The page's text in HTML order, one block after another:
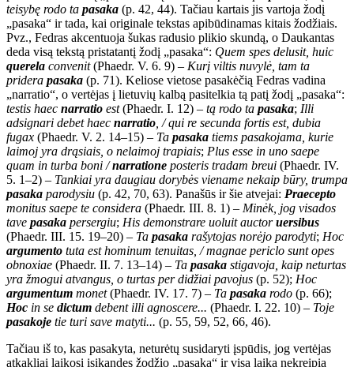
teisybę rodo ta pasaka (p. 42, 44). Tačiau kartais jis vartoja žodį
„pasaka“ ir tada, kai originale tekstas apibūdinamas kitais žodžiais.
Pvz., Fedras akcentuoja šukas radusio plikio skundą, o Daukantas
deda visą tekstą pristatantį žodį „pasaka“: Quem spes delusit, huic
querela convenit(Phaedr. V. 6. 9) – Kurį viltis nuvylė, tam ta
pridera pasaka (p. 71). Keliose vietose pasakėčią Fedras vadina
„narratio“, o vertėjas į lietuvių kalbą pasitelkia tą patį žodį „pasaka“:
testis haec narratio est(Phaedr. I. 12) – tą rodo ta pasaka; Illi
adsignari debet haec narratio , / qui re secunda fortis est, dubia
fugax (Phaedr. V. 2. 14–15) – Ta pasaka tiems pasakojama, kurie
laimoj yra drąsiais, o nelaimoj trapiais; Plus esse in uno saepe
quam in turba boni /narratione posteris tradam breui (Phaedr. IV.
5. 1–2) – Tankiai yra daugiau dorybės viename nekaip būry, trumpa
pasaka parodysiu (p. 42, 70, 63). Panašūs ir šie atvejai: Praecepto
monitus saepe te considera (Phaedr. III. 8. 1) – Minėk, jog visados
tave pasaka persergiu; His demonstrare uoluit auctoruersibus
(Phaedr. III. 15. 19–20) – Ta pasaka rašytojas norėjo parodyti; Hoc
argumento tuta est hominum tenuitas, / magnae periclo sunt opes
obnoxiae (Phaedr. II. 7. 13–14) – Ta pasaka stigavoja, kaip neturtas
yra žmogui atvangus, o turtas per didžiai pavojus (p. 52); Hoc
argumentum monet(Phaedr. IV. 17. 7) – Ta pasaka rodo (p. 66);
Hoc in se dictum debent illi agnoscere... (Phaedr. I. 22. 10) – Toje
pasakoje tie turi save matyti... (p. 55, 59, 52, 66, 46).
Tačiau iš to, kas pasakyta, neturėtų susidaryti įspūdis, jog vertėjas
atkakliai laikosi įsikandęs žodžio „pasaka“ ir visą laiką nekreipia